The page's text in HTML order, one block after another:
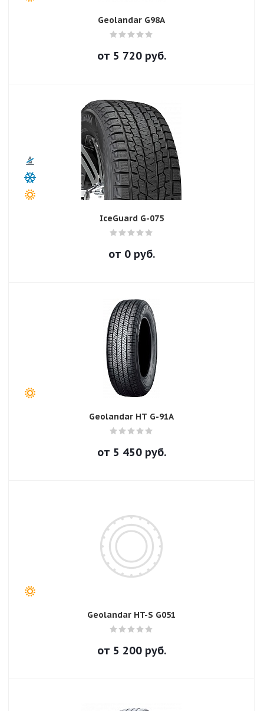
Geolandar G98A
от 5 720руб.
IceGuard G-075
от 0руб.
Geolandar HT G-91A
от 5 450руб.
Geolandar HT-S G051
от 5 200руб.